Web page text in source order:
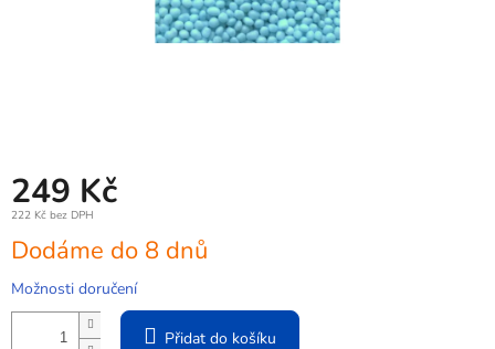
249 Kč
222 Kč bez DPH
Měrná
cena:
Dodáme do 8 dnů
Možnosti doručení
Přidat do košíku